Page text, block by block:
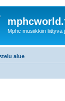
Mphc musiikkiin liittyvä
alue